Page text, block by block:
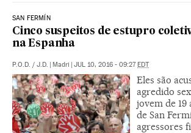
SAN FERMÍN
Cinco suspeitos de estupro
na Espanha
P.O.D. / J.D. | Madri | JUL 10, 2016 - 09:27EDT
Eles são
agredido
jovem de 19
de San
agressores